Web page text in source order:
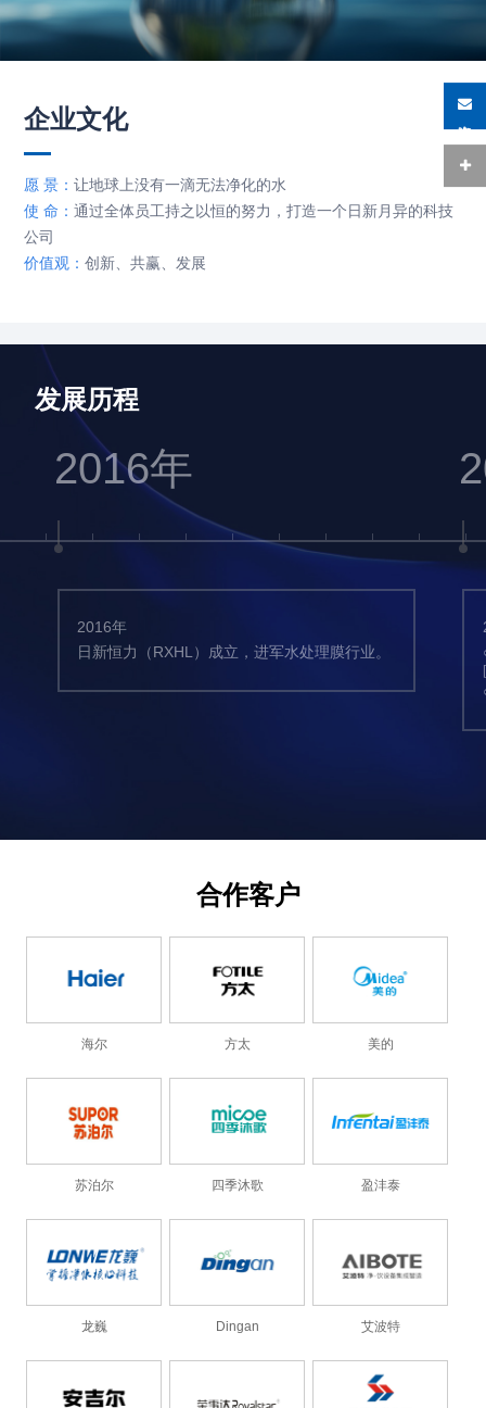
企业文化
愿 景：让地球上没有一滴无法净化的水
使 命：通过全体员工持之以恒的努力，打造一个日新月异的科技
公司
价值观：创新、共赢、发展
发展历程
2016年
2016年
日新恒力（RXHL）成立，进军水处理膜行业。
合作客户
海尔 方太 美的
苏泊尔 四季沐歌 盈沣泰
龙巍 Dingan 艾波特